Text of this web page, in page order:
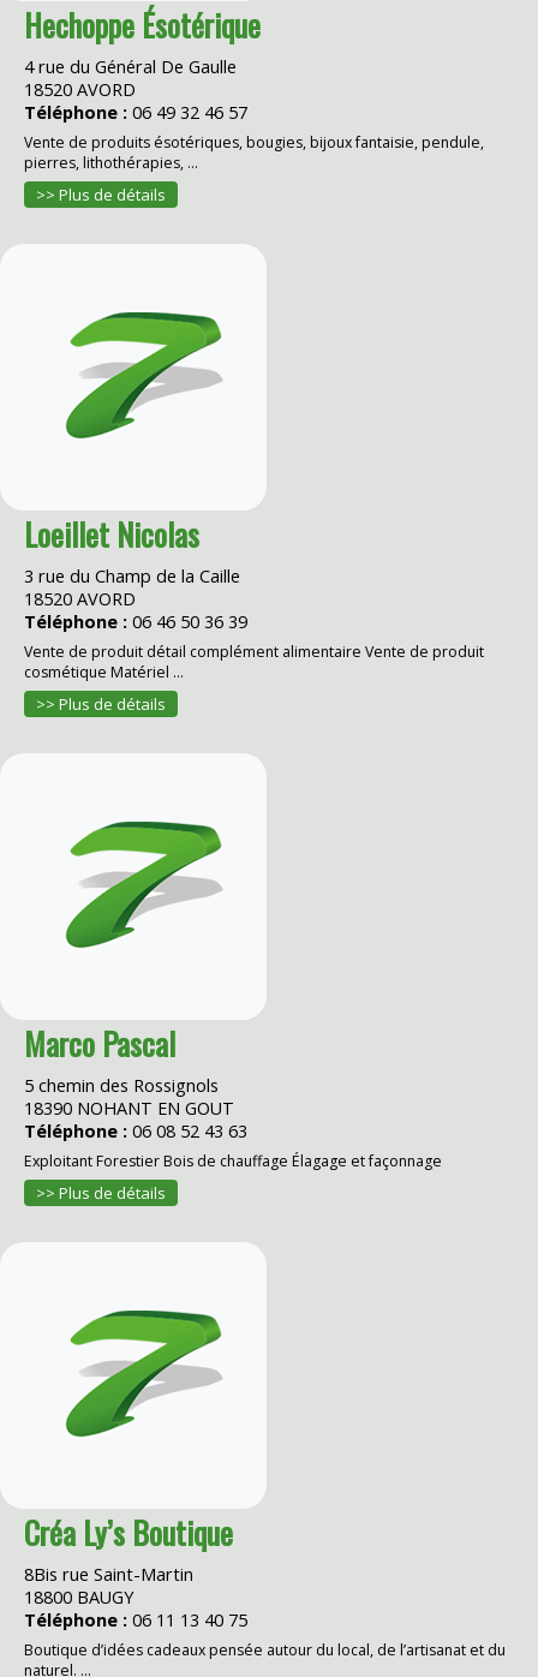
Hechoppe Ésotérique
4 rue du Général De Gaulle
18520 AVORD
Téléphone : 06 49 32 46 57
Vente de produits ésotériques, bougies, bijoux fantaisie, pendule,
pierres, lithothérapies, ...
>> Plus de détails
Loeillet Nicolas
3 rue du Champ de la Caille
18520 AVORD
Téléphone : 06 46 50 36 39
Vente de produit détail complément alimentaire Vente de produit
cosmétique Matériel ...
>> Plus de détails
Marco Pascal
5 chemin des Rossignols
18390 NOHANT EN GOUT
Téléphone : 06 08 52 43 63
Exploitant Forestier Bois de chauffage Élagage et façonnage
>> Plus de détails
Créa Ly’s Boutique
8Bis rue Saint-Martin
18800 BAUGY
Téléphone : 06 11 13 40 75
Boutique d’idées cadeaux pensée autour du local, de l’artisanat et du
naturel. ...